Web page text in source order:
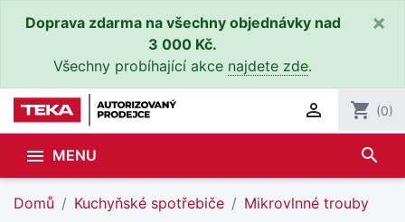
Doprava zdarma na všechny objednávky nad
3 000 Kč.
Všechny probíhající akce najdete zde.
×
 shopping_cart (0)
 MENU search
Domů Kuchyňské spotřebiče Mikrovlnné trouby